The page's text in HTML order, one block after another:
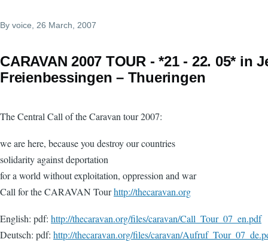
By voice , 26 March, 2007
CARAVAN 2007 TOUR - *21 - 22. 05* in
Freienbessingen – Thueringen
The Central Call of the Caravan tour 2007:
we are here, because you destroy our countries
solidarity against deportation
for a world without exploitation, oppression and war
Call for the CARAVAN Tourhttp://thecaravan.org
English: pdf: http://thecaravan.org/files/caravan/Call_Tour_07_en.pdf
Deutsch: pdf: http://thecaravan.org/files/caravan/